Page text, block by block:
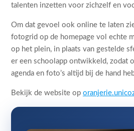
talenten inzetten voor zichzelf en
Om dat gevoel ook online te laten
fotogrid op de homepage vol echte
op het plein, in plaats van gestelde
er een schoolapp ontwikkeld, zodat
agenda en foto’s altijd bij de hand
Bekijk de website op